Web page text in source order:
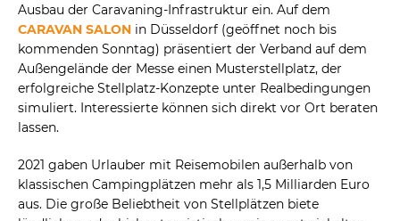
Ausbau der Caravaning-Infrastruktur ein. Auf dem
CARAVAN SALON in Düsseldorf (geöffnet noch bis
kommenden Sonntag) präsentiert der Verband auf dem
Außengelände der Messe einen Musterstellplatz, der
erfolgreiche Stellplatz-Konzepte unter Realbedingungen
simuliert. Interessierte können sich direkt vor Ort beraten
lassen.
2021 gaben Urlauber mit Reisemobilen außerhalb von
klassischen Campingplätzen mehr als 1,5 Milliarden Euro
aus. Die große Beliebtheit von Stellplätzen biete